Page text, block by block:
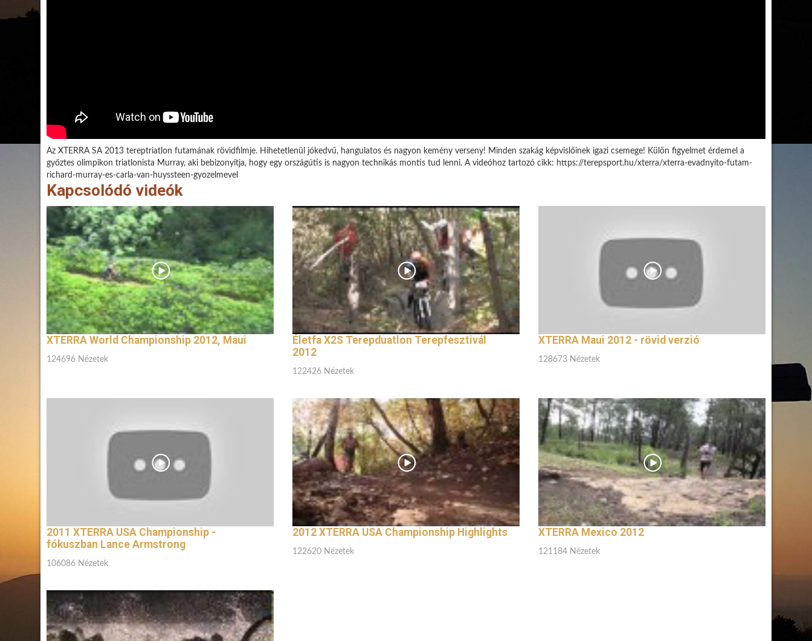
Az XTERRA SA 2013 tereptriatlon futamának rövidfilmje. Hihetetlenül jókedvű, hangulatos és nagyon kemény verseny! Minden szakág képvislőinek igazi csemege! Külön figyelmet érdemel a
győztes olimpikon triatlonista Murray, aki bebizonyítja, hogy egy országútis is nagyon technikás montis tud lenni. A videóhoz tartozó cikk: https://terepsport.hu/xterra/xterra-evadnyito-futam-
richard-murray-es-carla-van-huyssteen-gyozelmevel
Kapcsolódó videók
XTERRA World Championship 2012, Maui
124696 Nézetek
Életfa X2S Terepduatlon Terepfesztivál
2012
122426 Nézetek
XTERRA Maui 2012 - rövid verzió
128673 Nézetek
2011 XTERRA USA Championship -
fókuszban Lance Armstrong
106086 Nézetek
2012 XTERRA USA Championship Highlights
122620 Nézetek
XTERRA Mexico 2012
121184 Nézetek